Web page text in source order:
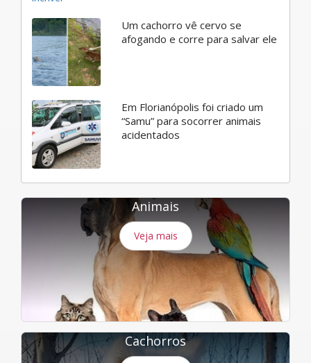
Um cachorro vê cervo se
afogando e corre para salvar ele
Em Florianópolis foi criado um
“Samu” para socorrer animais
acidentados
Animais
Veja mais
Cachorros